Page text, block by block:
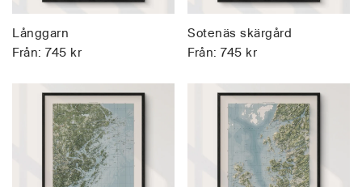
Långgarn
Från: 745 kr
Sotenäs skärgård
Från: 745 kr